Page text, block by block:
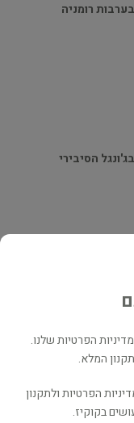
רומניה
הסיבירי
המערבי
הפרטיות שלנו.
המלא.
הפרטיות ולתקנון
בקוקיז.